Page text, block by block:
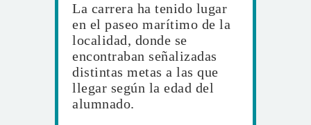
La carrera ha tenido lugar
en el paseo marítimo de la
localidad, donde se
encontraban señalizadas
distintas metas a las que
llegar según la edad del
alumnado.